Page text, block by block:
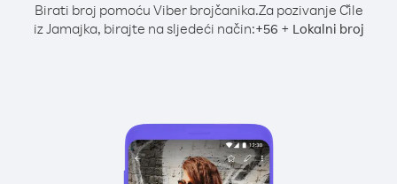
Birati broj pomoću Viber brojčanika.Za pozivanje Čile
iz Jamajka, birajte na sljedeći način:+56 + Lokalni broj